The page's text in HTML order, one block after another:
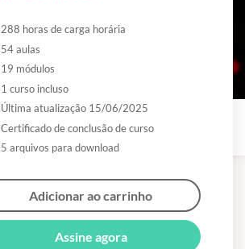
288 horas de carga horária
54 aulas
19 módulos
1 curso incluso
Última atualização 15/06/2025
Certificado de conclusão de curso
5 arquivos para download
Adicionar ao carrinho
Assine agora